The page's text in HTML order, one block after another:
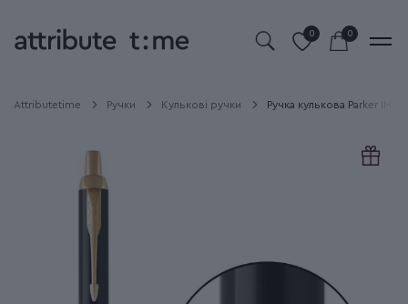
0 0
Attributetime Ручки Кулькові ручки Ручка кулькова Parker IM